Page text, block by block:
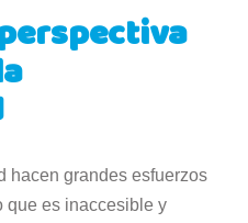
hacen grandes esfuerzos
que es inaccesible y